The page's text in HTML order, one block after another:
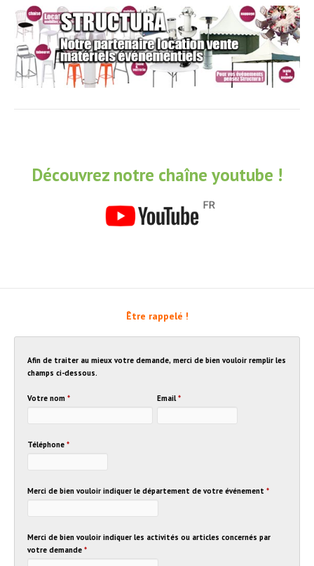
Découvrez notre chaîne youtube !
Être rappelé !
Afin de traiter au mieux votre demande, merci de bien vouloir remplir les
champs ci-dessous.
Votre nom * Email*
Téléphone *
Merci de bien vouloir indiquer le département de votre événement *
Merci de bien vouloir indiquer les activités ou articles concernés par
votre demande *